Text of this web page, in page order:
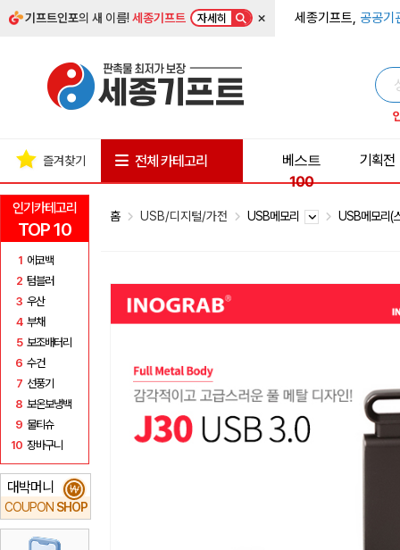
기프트인포의 새 이름!세종기프트 자세히 × 세종기프트, 공공기
인기카테고리
TOP 10
1 에코백
2 텀블러
3 우산
4 부채
5 보조배터리
6 수건
7 선풍기
8 보온보냉백
9 물티슈
10 장바구니
대박머니
COUPON SHOP
₩
즐겨찾기 전체 카테고리
베스트
100
기획전
홈 USB/디지털/가전 USB메모리 USB메모리(